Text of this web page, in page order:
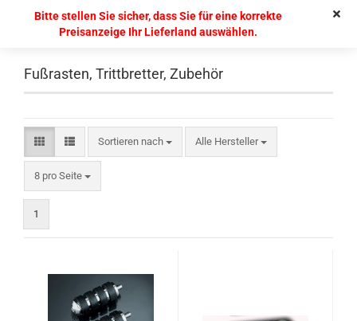
Bitte stellen Sie sicher, dass Sie für eine korrekte
Preisanzeige Ihr Lieferland auswählen.
Fußrasten, Trittbretter, Zubehör
Sortieren nach Alle Hersteller
8 pro Seite
1